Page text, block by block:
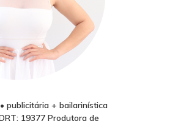
publicitária + bailarinística
19377 Produtora de